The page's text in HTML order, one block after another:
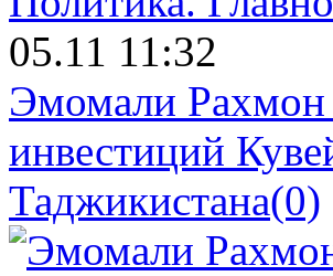
05.11 11:32
Эмомали Рахмон
инвестиций
Таджикистана(0)